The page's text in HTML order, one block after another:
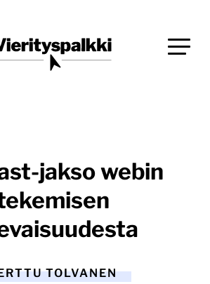
jakso webin
TOLVANEN